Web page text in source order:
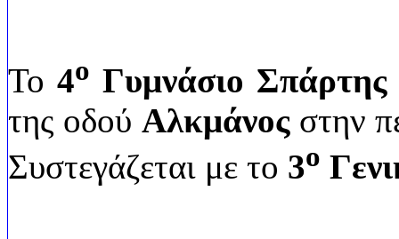
Το4ο Γυμνάσιο Σπάρτης
της οδού Αλκμάνος στην
Συστεγάζεται με το 3ο